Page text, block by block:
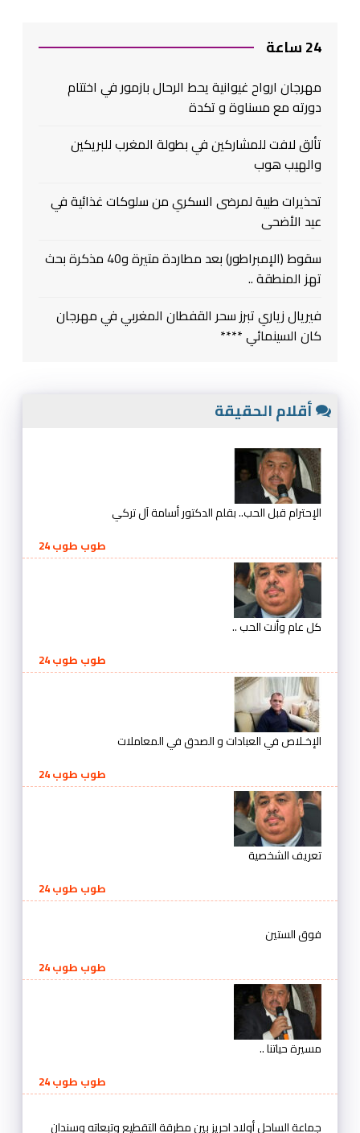
24 ساعة
مهرجان ارواح غيوانية يحط الرحال بازمور في اختتام
دورته مع مسناوة و تكدة
تألق لافت للمشاركين في بطولة المغرب للبريكين
والهيب هوب
تحذيرات طبية لمرضى السكري من سلوكات غذائية في
عيد الأضحى
سقوط (الإمبراطور) بعد مطاردة متيرة و40 مذكرة بحث
تهز المنطقة ..
فيريال زياري تبرز سحر القفطان المغربي في مهرجان
كان السينمائي ****
أقلام الحقيقة
الإحترام قبل الحب.. بقلم الدكتور أسامة آل تركي
طوب طوب 24
كل عام وأنت الحب ..
طوب طوب 24
الإخـلاص في العبادات و الصدق في المعاملات
طوب طوب 24
تعريف الشخصية
طوب طوب 24
فوق الستين
طوب طوب 24
مسيرة حياتنا ..
طوب طوب 24
جماعة الساحل أولاد احريز بين مطرقة التقطيع وتبعاته وسندان